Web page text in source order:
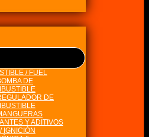
/ FUEL
DE
DE
Y ADITIVOS
IGNICIÓN